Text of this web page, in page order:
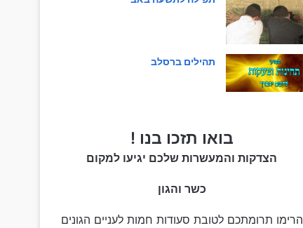
תהילים ברסלב
בואו תזכו בנו !
הצדקות והמעשרות שלכם יגיעו למקום
כשר והגון
הרימו תרומתכם לטובת סעודות חמות לעניים הגונים